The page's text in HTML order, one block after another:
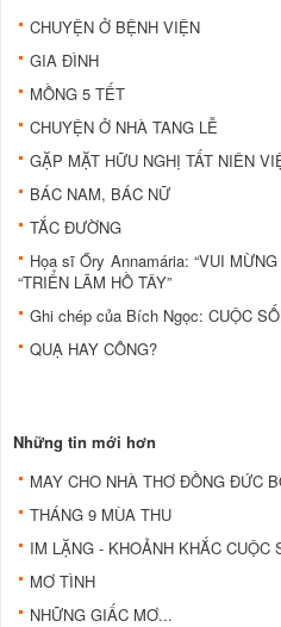
CHUYỆN Ở BỆNH VIỆN
GIA ĐÌNH
MỒNG 5 TẾT
CHUYỆN Ở NHÀ TANG LỄ
GẶP MẶT HỮU NGHỊ TẤT NIÊN
BÁC NAM, BÁC NỮ
TẮC ĐƯỜNG
Họa sĩ Őry Annamária: “VUI
“TRIỂN LÃM HỒ TÂY”
Ghi chép của Bích Ngọc: CUỘC
QUẠ HAY CÔNG?
Những tin mới hơn
MAY CHO NHÀ THƠ ĐỒNG ĐỨC
THÁNG 9 MÙA THU
IM LẶNG - KHOẢNH KHẮC CUỘC
MƠ TÌNH
NHỮNG GIẤC MƠ...